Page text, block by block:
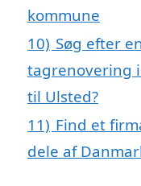
kommune
10) Søg efter
tagrenovering
til Ulsted?
11) Find et
dele af